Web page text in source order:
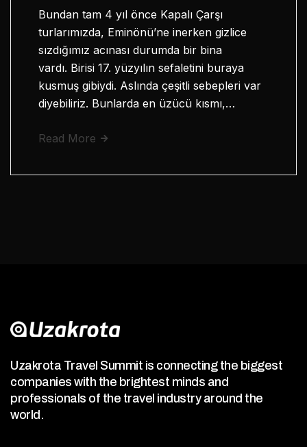
Bundan tam 4 yıl önce Kapalı Çarşı
turlarımızda, Eminönü’ne inerken gizlice
sızdığımız acınası durumda bir bina
vardı. Birisi 17. yüzyılın sefaletini buraya
kusmuş gibiydi. Aslında çeşitli sebepleri var
diyebiliriz. Bunlarda en üzücü kısmı,…
Read More
Uzakrota Travel Summit is connecting the biggest
companies with the brightest minds and
professionals of the travel industry around the
world.